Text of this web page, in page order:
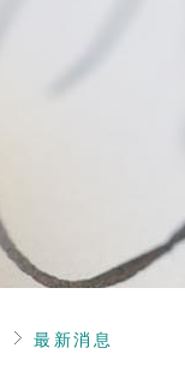
首頁最新消息